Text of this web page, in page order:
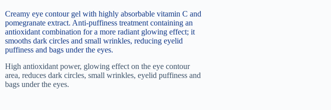
Creamy eye contour gel with highly absorbable vitamin C and
pomegranate extract. Anti-puffiness treatment containing an
antioxidant combination for a more radiant glowing effect; it
smooths dark circles and small wrinkles, reducing eyelid
puffiness and bags under the eyes.
High antioxidant power, glowing effect on the eye contour
area, reduces dark circles, small wrinkles, eyelid puffiness and
bags under the eyes.